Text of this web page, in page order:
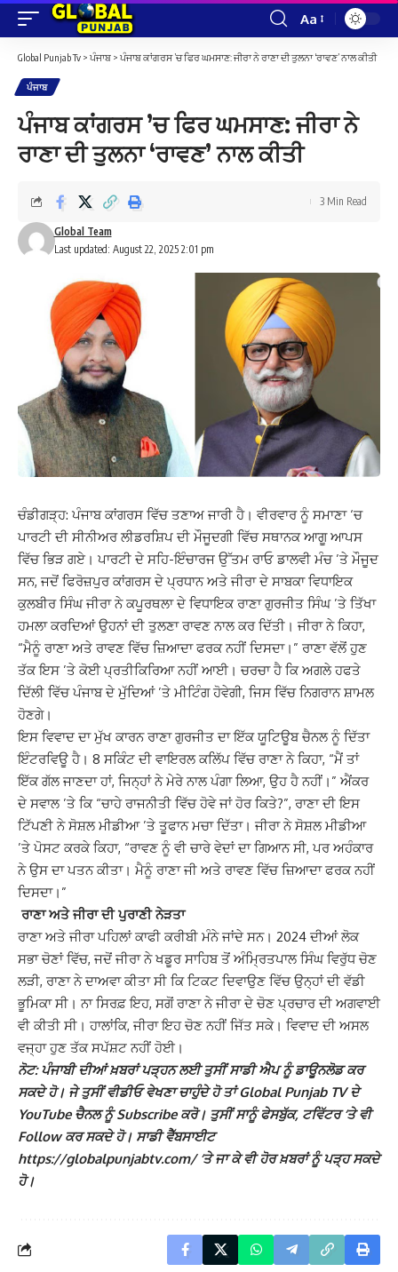
Font
Resizer
Aa
Global Punjab Tv > ਪੰਜਾਬ > ਪੰਜਾਬ ਕਾਂਗਰਸ ’ਚ ਫਿਰ ਘਮਸਾਣ: ਜੀਰਾ ਨੇ ਰਾਣਾ ਦੀ ਤੁਲਨਾ ‘ਰਾਵਣ’ ਨਾਲ ਕੀਤੀ
ਪੰਜਾਬ
ਪੰਜਾਬ ਕਾਂਗਰਸ ’ਚ ਫਿਰ ਘਮਸਾਣ: ਜੀਰਾ ਨੇ
ਰਾਣਾ ਦੀ ਤੁਲਨਾ ‘ਰਾਵਣ’ ਨਾਲ ਕੀਤੀ
Last updated: August 22, 2025 2:01 pm
Global Team
3 Min Read
ਚੰਡੀਗੜ੍ਹ: ਪੰਜਾਬ ਕਾਂਗਰਸ ਵਿੱਚ ਤਣਾਅ ਜਾਰੀ ਹੈ। ਵੀਰਵਾਰ ਨੂੰ ਸਮਾਣਾ ‘ਚ
ਪਾਰਟੀ ਦੀ ਸੀਨੀਅਰ ਲੀਡਰਸ਼ਿਪ ਦੀ ਮੌਜੂਦਗੀ ਵਿੱਚ ਸਥਾਨਕ ਆਗੂ ਆਪਸ
ਵਿੱਚ ਭਿੜ ਗਏ। ਪਾਰਟੀ ਦੇ ਸਹਿ-ਇੰਚਾਰਜ ਉੱਤਮ ਰਾਓ ਡਾਲਵੀ ਮੰਚ ’ਤੇ ਮੌਜੂਦ
ਸਨ, ਜਦੋਂ ਫਿਰੋਜ਼ਪੁਰ ਕਾਂਗਰਸ ਦੇ ਪ੍ਰਧਾਨ ਅਤੇ ਜੀਰਾ ਦੇ ਸਾਬਕਾ ਵਿਧਾਇਕ
ਕੁਲਬੀਰ ਸਿੰਘ ਜੀਰਾ ਨੇ ਕਪੂਰਥਲਾ ਦੇ ਵਿਧਾਇਕ ਰਾਣਾ ਗੁਰਜੀਤ ਸਿੰਘ ’ਤੇ ਤਿੱਖਾ
ਹਮਲਾ ਕਰਦਿਆਂ ਉਹਨਾਂ ਦੀ ਤੁਲਣਾ ਰਾਵਣ ਨਾਲ ਕਰ ਦਿੱਤੀ। ਜੀਰਾ ਨੇ ਕਿਹਾ,
“ਮੈਨੂੰ ਰਾਣਾ ਅਤੇ ਰਾਵਣ ਵਿੱਚ ਜ਼ਿਆਦਾ ਫਰਕ ਨਹੀਂ ਦਿਸਦਾ।” ਰਾਣਾ ਵੱਲੋਂ ਹੁਣ
ਤੱਕ ਇਸ ’ਤੇ ਕੋਈ ਪ੍ਰਤੀਕਿਰਿਆ ਨਹੀਂ ਆਈ। ਚਰਚਾ ਹੈ ਕਿ ਅਗਲੇ ਹਫਤੇ
ਦਿੱਲੀ ਵਿੱਚ ਪੰਜਾਬ ਦੇ ਮੁੱਦਿਆਂ ’ਤੇ ਮੀਟਿੰਗ ਹੋਵੇਗੀ, ਜਿਸ ਵਿੱਚ ਨਿਗਰਾਨ ਸ਼ਾਮਲ
ਹੋਣਗੇ।
ਇਸ ਵਿਵਾਦ ਦਾ ਮੁੱਖ ਕਾਰਨ ਰਾਣਾ ਗੁਰਜੀਤ ਦਾ ਇੱਕ ਯੂਟਿਊਬ ਚੈਨਲ ਨੂੰ ਦਿੱਤਾ
ਇੰਟਰਵਿਊ ਹੈ। 8 ਸਕਿੰਟ ਦੀ ਵਾਇਰਲ ਕਲਿੱਪ ਵਿੱਚ ਰਾਣਾ ਨੇ ਕਿਹਾ, “ਮੈਂ ਤਾਂ
ਇੱਕ ਗੱਲ ਜਾਣਦਾ ਹਾਂ, ਜਿਨ੍ਹਾਂ ਨੇ ਮੇਰੇ ਨਾਲ ਪੰਗਾ ਲਿਆ, ਉਹ ਹੈ ਨਹੀਂ।” ਐਂਕਰ
ਦੇ ਸਵਾਲ ’ਤੇ ਕਿ “ਚਾਹੇ ਰਾਜਨੀਤੀ ਵਿੱਚ ਹੋਵੇ ਜਾਂ ਹੋਰ ਕਿਤੇ?”, ਰਾਣਾ ਦੀ ਇਸ
ਟਿੱਪਣੀ ਨੇ ਸੋਸ਼ਲ ਮੀਡੀਆ ’ਤੇ ਤੂਫਾਨ ਮਚਾ ਦਿੱਤਾ। ਜੀਰਾ ਨੇ ਸੋਸ਼ਲ ਮੀਡੀਆ
’ਤੇ ਪੋਸਟ ਕਰਕੇ ਕਿਹਾ, “ਰਾਵਣ ਨੂੰ ਵੀ ਚਾਰੇ ਵੇਦਾਂ ਦਾ ਗਿਆਨ ਸੀ, ਪਰ ਅਹੰਕਾਰ
ਨੇ ਉਸ ਦਾ ਪਤਨ ਕੀਤਾ। ਮੈਨੂੰ ਰਾਣਾ ਜੀ ਅਤੇ ਰਾਵਣ ਵਿੱਚ ਜ਼ਿਆਦਾ ਫਰਕ ਨਹੀਂ
ਦਿਸਦਾ।”
ਰਾਣਾ ਅਤੇ ਜੀਰਾ ਦੀ ਪੁਰਾਣੀ ਨੇੜਤਾ
ਰਾਣਾ ਅਤੇ ਜੀਰਾ ਪਹਿਲਾਂ ਕਾਫੀ ਕਰੀਬੀ ਮੰਨੇ ਜਾਂਦੇ ਸਨ। 2024 ਦੀਆਂ ਲੋਕ
ਸਭਾ ਚੋਣਾਂ ਵਿੱਚ, ਜਦੋਂ ਜੀਰਾ ਨੇ ਖਡੂਰ ਸਾਹਿਬ ਤੋਂ ਅੰਮ੍ਰਿਤਪਾਲ ਸਿੰਘ ਵਿਰੁੱਧ ਚੋਣ
ਲੜੀ, ਰਾਣਾ ਨੇ ਦਾਅਵਾ ਕੀਤਾ ਸੀ ਕਿ ਟਿਕਟ ਦਿਵਾਉਣ ਵਿੱਚ ਉਨ੍ਹਾਂ ਦੀ ਵੱਡੀ
ਭੂਮਿਕਾ ਸੀ। ਨਾ ਸਿਰਫ਼ ਇਹ, ਸਗੋਂ ਰਾਣਾ ਨੇ ਜੀਰਾ ਦੇ ਚੋਣ ਪ੍ਰਚਾਰ ਦੀ ਅਗਵਾਈ
ਵੀ ਕੀਤੀ ਸੀ। ਹਾਲਾਂਕਿ, ਜੀਰਾ ਇਹ ਚੋਣ ਨਹੀਂ ਜਿੱਤ ਸਕੇ। ਵਿਵਾਦ ਦੀ ਅਸਲ
ਵਜ੍ਹਾ ਹੁਣ ਤੱਕ ਸਪੱਸ਼ਟ ਨਹੀਂ ਹੋਈ।
ਨੋਟ: ਪੰਜਾਬੀ ਦੀਆਂ ਖ਼ਬਰਾਂ ਪੜ੍ਹਨ ਲਈ ਤੁਸੀਂ ਸਾਡੀ ਐਪ ਨੂੰ ਡਾਊਨਲੋਡ ਕਰ
ਸਕਦੇ ਹੋ। ਜੇ ਤੁਸੀਂ ਵੀਡੀਓ ਵੇਖਣਾ ਚਾਹੁੰਦੇ ਹੋ ਤਾਂ Global Punjab TV ਦੇ
YouTube ਚੈਨਲ ਨੂੰ Subscribe ਕਰੋ। ਤੁਸੀਂ ਸਾਨੂੰ ਫੇਸਬੁੱਕ, ਟਵਿੱਟਰ ‘ਤੇ ਵੀ
Follow ਕਰ ਸਕਦੇ ਹੋ। ਸਾਡੀ ਵੈੱਬਸਾਈਟ
https://globalpunjabtv.com/ ‘ਤੇ ਜਾ ਕੇ ਵੀ ਹੋਰ ਖ਼ਬਰਾਂ ਨੂੰ ਪੜ੍ਹ ਸਕਦੇ
ਹੋ।